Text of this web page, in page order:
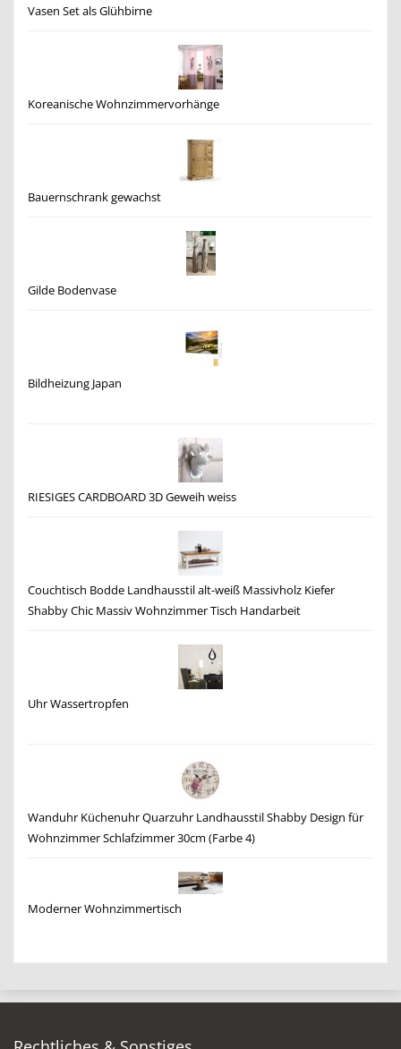
Vasen Set als Glühbirne
Koreanische Wohnzimmervorhänge
Bauernschrank gewachst
Gilde Bodenvase
Bildheizung Japan
RIESIGES CARDBOARD 3D Geweih weiss
Couchtisch Bodde Landhausstil alt-weiß Massivholz Kiefer
Shabby Chic Massiv Wohnzimmer Tisch Handarbeit
Uhr Wassertropfen
Wanduhr Küchenuhr Quarzuhr Landhausstil Shabby Design für
Wohnzimmer Schlafzimmer 30cm (Farbe 4)
Moderner Wohnzimmertisch